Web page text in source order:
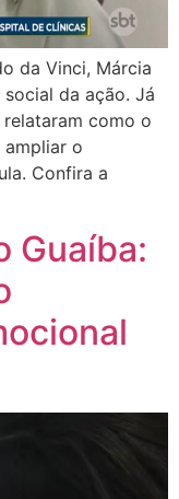
da Vinci, Márcia
da ação. Já
como o
ampliar o
Confira a
Guaíba: